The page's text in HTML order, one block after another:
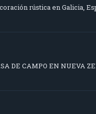
rústica en Galicia,
DE CAMPO EN NUEVA